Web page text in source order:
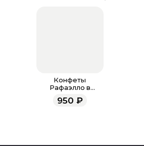
Конфеты
Рафаэлло в
коробке 150г
950 ₽